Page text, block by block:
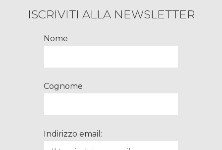
ISCRIVITI ALLA NEWSLETTER
Nome
Cognome
Indirizzo email: